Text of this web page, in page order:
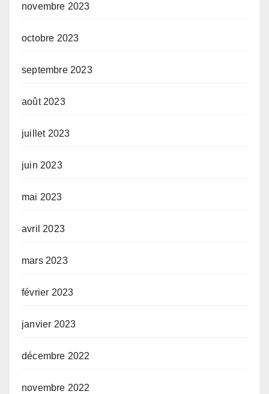
novembre 2023
octobre 2023
septembre 2023
août 2023
juillet 2023
juin 2023
mai 2023
avril 2023
mars 2023
février 2023
janvier 2023
décembre 2022
novembre 2022